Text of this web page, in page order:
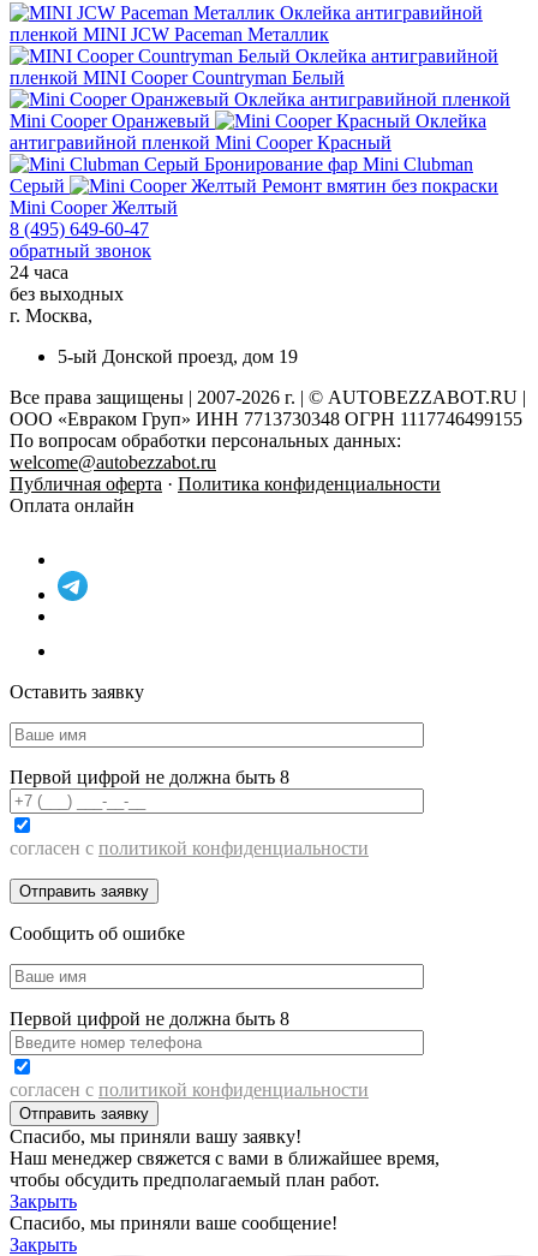
Оклейка антигравийной
пленкой MINI JCW Paceman Металлик
Оклейка антигравийной
пленкой MINI Cooper Countryman Белый
Оклейка антигравийной пленкой
Mini Cooper Оранжевый
Оклейка
антигравийной пленкой Mini Cooper Красный
Бронирование фар Mini Clubman
Серый
Ремонт вмятин без покраски
Mini Cooper Желтый
8 (495) 649-60-47
обратный звонок
24 часа
без выходных
г. Москва,
5-ый Донской проезд, дом 19
Все права защищены | 2007-2026 г. | © AUTOBEZZABOT.RU |
ООО «Евраком Груп» ИНН 7713730348 ОГРН 1117746499155
По вопросам обработки персональных данных:
welcome@autobezzabot.ru
Публичная оферта · Политика конфиденциальности
Оплата онлайн
Оставить заявку
Первой цифрой не должна быть 8
согласен с политикой конфиденциальности
Сообщить об ошибке
Первой цифрой не должна быть 8
согласен с политикой конфиденциальности
Спасибо, мы приняли вашу заявку!
Наш менеджер свяжется с вами в ближайшее время,
чтобы обсудить предполагаемый план работ.
Закрыть
Спасибо, мы приняли ваше сообщение!
Закрыть